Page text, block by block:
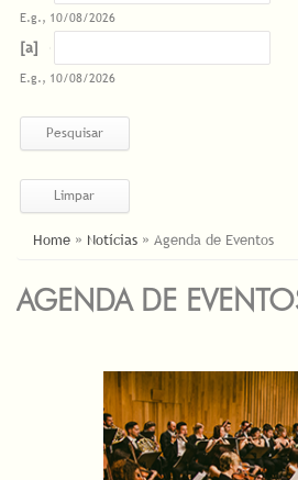
E.g., 10/08/2026
Datas
Date
E.g., 10/08/2026
ESTÁ AQUI
Home » Notícias » Agenda de Eventos
AGENDA DE